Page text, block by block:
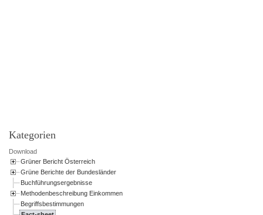
Kategorien
Download
Grüner Bericht Österreich
Grüne Berichte der Bundesländer
Buchführungsergebnisse
Methodenbeschreibung Einkommen
Begriffsbestimmungen